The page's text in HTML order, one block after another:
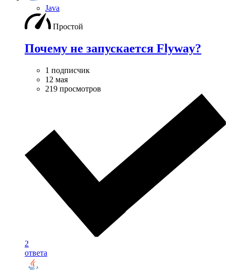
Java
Простой
Почему не запускается Flyway?
1 подписчик
12 мая
219 просмотров
2
ответа